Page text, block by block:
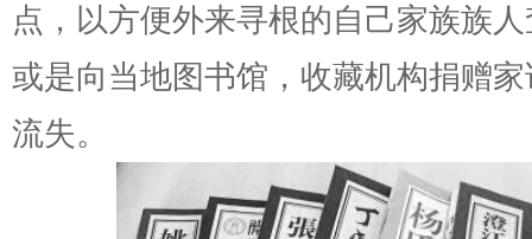
点，以方便外来寻根的自己家族族
或是向当地图书馆，收藏机构捐赠
流失。